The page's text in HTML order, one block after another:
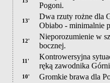
Pogoni.
13'
Dwa rzuty rożne dla
Obiabo - minimalnie
12'
Nieporozumienie w
bocznej.
11'
Kontrowersyjna
ręką zawodnika
10' Gromkie brawa dla